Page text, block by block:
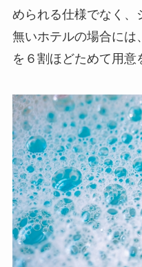
められる仕様でなく、
無いホテルの場合には
を６割ほどためて用意